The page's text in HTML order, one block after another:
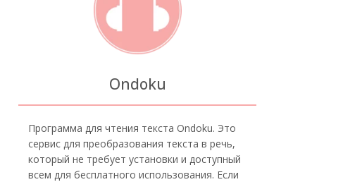
Ondoku
Программа для чтения текста Ondoku. Это
сервис для преобразования текста в речь,
который не требует установки и доступный
всем для бесплатного использования. Если